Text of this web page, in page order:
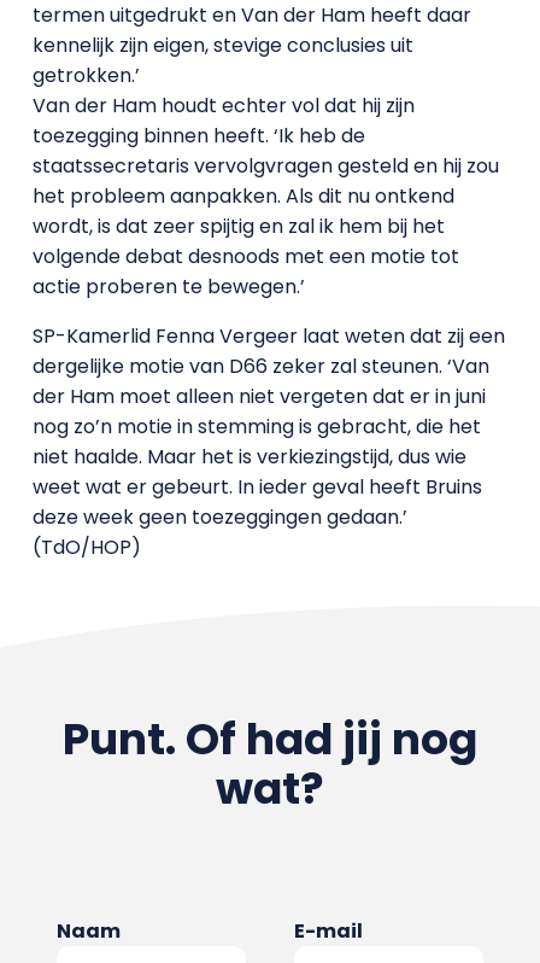
termen uitgedrukt en Van der Ham heeft daar
kennelijk zijn eigen, stevige conclusies uit
getrokken.’
Van der Ham houdt echter vol dat hij zijn
toezegging binnen heeft. ‘Ik heb de
staatssecretaris vervolgvragen gesteld en hij zou
het probleem aanpakken. Als dit nu ontkend
wordt, is dat zeer spijtig en zal ik hem bij het
volgende debat desnoods met een motie tot
actie proberen te bewegen.’
SP-Kamerlid Fenna Vergeer laat weten dat zij een
dergelijke motie van D66 zeker zal steunen. ‘Van
der Ham moet alleen niet vergeten dat er in juni
nog zo’n motie in stemming is gebracht, die het
niet haalde. Maar het is verkiezingstijd, dus wie
weet wat er gebeurt. In ieder geval heeft Bruins
deze week geen toezeggingen gedaan.’
(TdO/HOP)
Punt. Of had jij nog
wat?
Naam E-mail